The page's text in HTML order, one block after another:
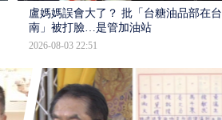
盧媽媽誤會大了？ 批「台糖油品部在台
南」被打臉…是管加油站
2026-08-03 22:51